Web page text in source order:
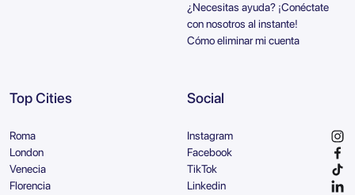
¿Necesitas ayuda? ¡Conéctate
con nosotros al instante!
Cómo eliminar mi cuenta
Top Cities
Roma
London
Venecia
Florencia
Social
Instagram
Facebook
TikTok
Linkedin